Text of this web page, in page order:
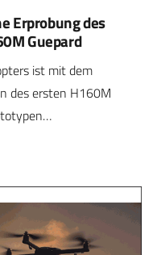
Erprobung des
Guepard
ist mit dem
des ersten H160M